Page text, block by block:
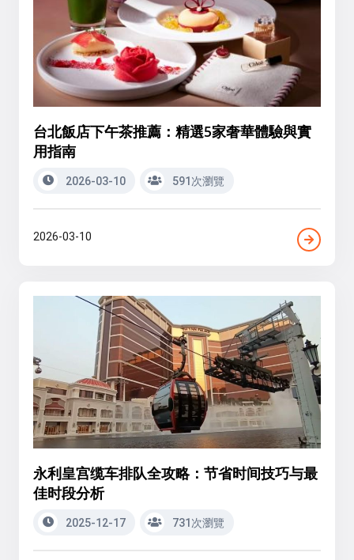
台北飯店下午茶推薦：精選5家奢華體驗與實
用指南
2026-03-10 591次瀏覽
2026-03-10
永利皇宫缆车排队全攻略：节省时间技巧与最
佳时段分析
2025-12-17 731次瀏覽